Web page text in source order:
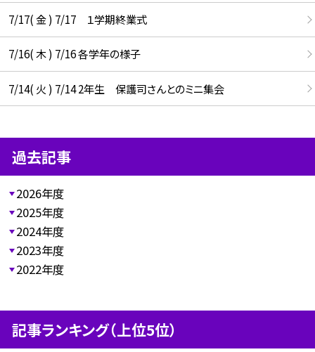
7/17( 金 ) 7/17 １学期終業式
7/16( 木 ) 7/16 各学年の様子
7/14( 火 ) 7/14 2年生 保護司さんとのミニ集会
過去記事
2026年度
2025年度
2024年度
2023年度
2022年度
記事ランキング（上位5位）